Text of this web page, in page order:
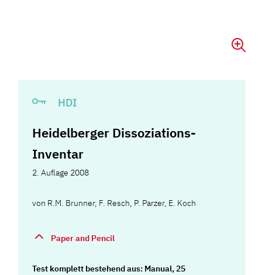
HDI
Heidelberger Dissoziations-
Inventar
2. Auflage 2008
von R.M. Brunner, F. Resch, P. Parzer, E. Koch
Paper and Pencil
Test komplett bestehend aus: Manual, 25